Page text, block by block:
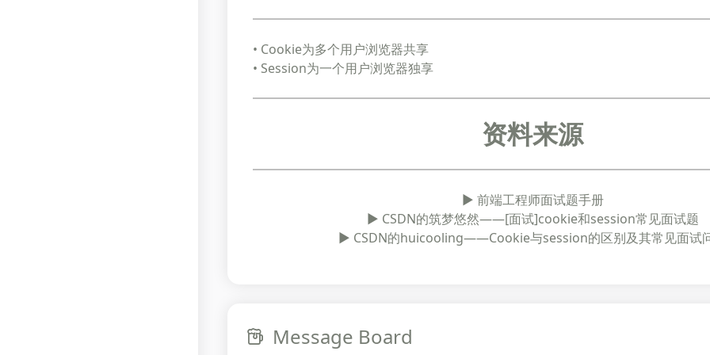
• Cookie为多个用户浏览器共享
• Session为一个用户浏览器独享
资料来源
► 前端工程师面试题手册
► CSDN的筑梦悠然——[面试]cookie和session常见面试题
► CSDN的huicooling——Cookie与session的区别及其常见面试
Message Board